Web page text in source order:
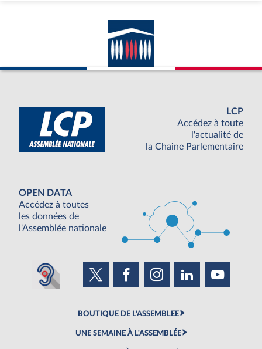
LCP
Accédez à toute
l'actualité de
la Chaine Parlementaire
OPEN DATA
Accédez à toutes
les données de
l'Assemblée nationale
BOUTIQUE DE L'ASSEMBLEE
UNE SEMAINE À L'ASSEMBLÉE